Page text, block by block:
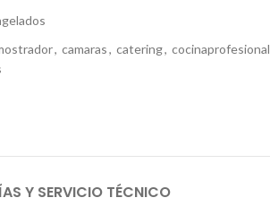
, camaras, catering, cocinaprofesional
Y SERVICIO TÉCNICO